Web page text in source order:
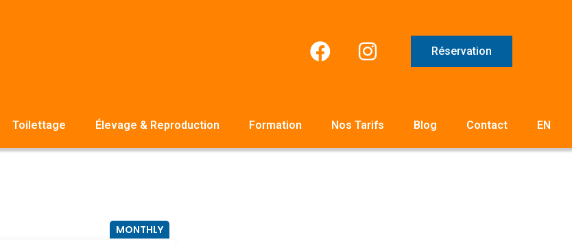
Réservation
Toilettage Élevage & Reproduction Formation Nos Tarifs Blog Contact EN
MONTHLY